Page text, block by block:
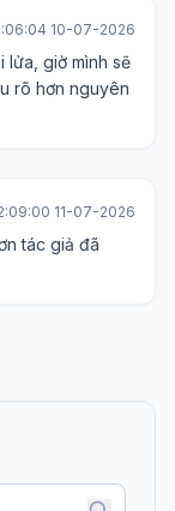
10-07-2026
lửa, giờ mình sẽ
rõ hơn nguyên
11-07-2026
tác giả đã